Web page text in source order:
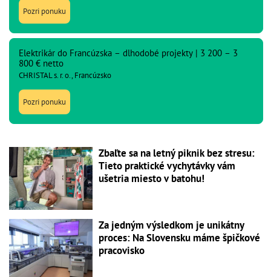
Pozri ponuku
Elektrikár do Francúzska – dlhodobé projekty | 3 200 – 3
800 € netto
CHRISTAL s. r. o., Francúzsko
Pozri ponuku
Zbaľte sa na letný piknik bez stresu:
Tieto praktické vychytávky vám
ušetria miesto v batohu!
Za jedným výsledkom je unikátny
proces: Na Slovensku máme špičkové
pracovisko